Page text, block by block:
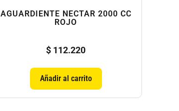
AGUARDIENTE NECTAR 2000 CC
ROJO
$ 112.220
Añadir al carrito